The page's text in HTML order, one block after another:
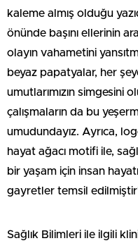
kaleme almış olduğu
önünde başını ellerinin
olayın vahametini
beyaz papatyalar, her
umutlarımızın simgesini
çalışmaların da bu
umudundayız. Ayrıca,
hayat ağacı motifi ile,
bir yaşam için insan
gayretler temsil
Sağlık Bilimleri ile ilgili